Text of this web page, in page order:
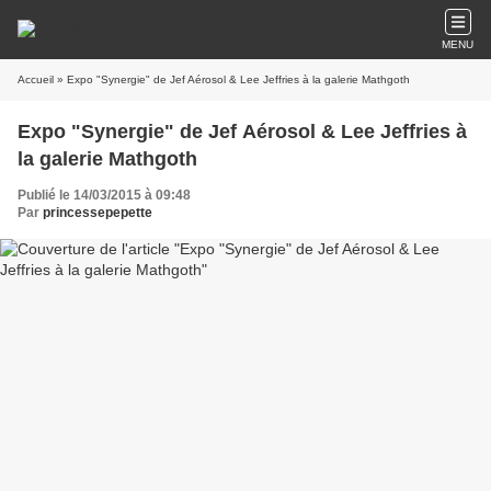
MENU
Accueil » Expo "Synergie" de Jef Aérosol & Lee Jeffries à la galerie Mathgoth
Expo "Synergie" de Jef Aérosol & Lee Jeffries à
la galerie Mathgoth
Publié le 14/03/2015 à 09:48
Par princessepepette